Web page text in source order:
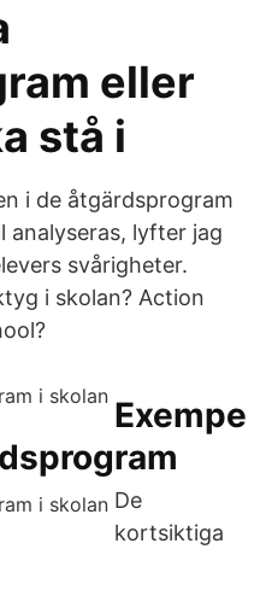
eller
stå i
i de åtgärdsprogram
analyseras, lyfter jag
svårigheter.
i skolan? Action
Exempe
De
kortsiktiga